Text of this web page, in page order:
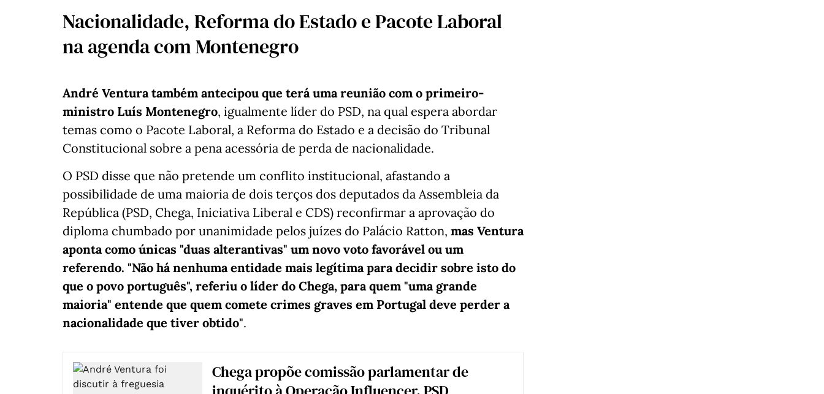
Nacionalidade, Reforma do Estado e Pacote Laboral
na agenda com Montenegro
André Ventura também antecipou que terá uma reunião com o primeiro-
ministro Luís Montenegro, igualmente líder do PSD, na qual espera abordar
temas como o Pacote Laboral, a Reforma do Estado e a decisão do Tribunal
Constitucional sobre a pena acessória de perda de nacionalidade.
O PSD disse que não pretende um conflito institucional, afastando a
possibilidade de uma maioria de dois terços dos deputados da Assembleia da
República (PSD, Chega, Iniciativa Liberal e CDS) reconfirmar a aprovação do
diploma chumbado por unanimidade pelos juízes do Palácio Ratton, mas Ventura
aponta como únicas "duas alterantivas" um novo voto favorável ou um
referendo. "Não há nenhuma entidade mais legítima para decidir sobre isto do
que o povo português", referiu o líder do Chega, para quem "uma grande
maioria" entende que quem comete crimes graves em Portugal deve perder a
nacionalidade que tiver obtido".
Chega propõe comissão parlamentar de